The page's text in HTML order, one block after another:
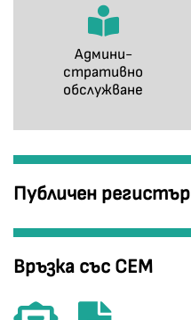
Админи-
стративно
обслужване
Публичен регистър
Връзка със СЕМ